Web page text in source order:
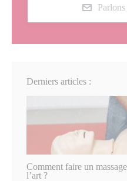
Derniers articles :
Comment faire un
l’art ?